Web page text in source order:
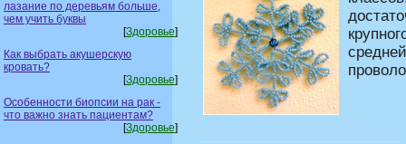
лазание по деревьям больше,
чем учить буквы
[Здоровье]
Как выбрать акушерскую
кровать?
[Здоровье]
Особенности биопсии на рак -
что важно знать пациентам?
[Здоровье]